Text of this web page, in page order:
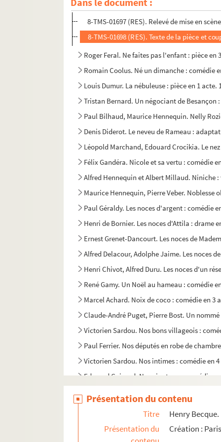
Henry Becque. La navette : comédie en 1 acte.
8-TMS-01697 (RES). Relevé de mise en scène
8-TMS-01698 (RES). Texte de la pièce et
Roger Feral. Ne faites pas l'enfant : pièce en
Romain Coolus. Né un dimanche : comédie
Louis Dumur. La nébuleuse : pièce en 1 acte.
Tristan Bernard. Un négociant de Besançon
Paul Bilhaud, Maurice Hennequin. Nelly
Denis Diderot. Le neveu de Rameau :
Léopold Marchand, Edouard Crocikia. Le
Félix Gandéra. Nicole et sa vertu : comédie
Alfred Hennequin et Albert Millaud. Niniche :
Maurice Hennequin, Pierre Veber. Noblesse
Paul Géraldy. Les noces d'argent : comédie
Henri de Bornier. Les noces d'Attila : drame
Ernest Grenet-Dancourt. Les noces de
Alfred Delacour, Adolphe Jaime. Les noces
Henri Chivot, Alfred Duru. Les noces d'un
René Gamy. Un Noël au hameau : comédie
Marcel Achard. Noix de coco : comédie en 3
Claude-André Puget, Pierre Bost. Un
Victorien Sardou. Nos bons villageois :
Paul Ferrier. Nos députés en robe de
Victorien Sardou. Nos intimes : comédie en 4
Edmond Guiraud. Nos vingt ans : comédie
Alfred Capus. Notre jeunesse : comédie en 4
Présentation du contenu
Titre
Henry
Présentation du
Création :